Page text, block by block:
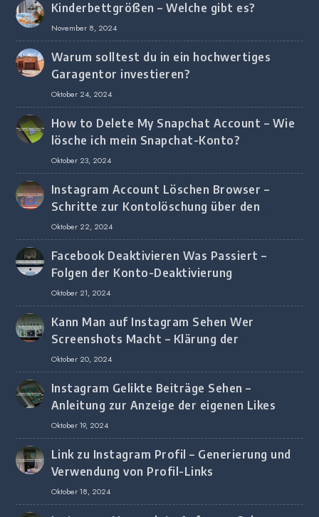
Kinderbettgrößen – Welche gibt es?
November 8, 2024
Warum solltest du in ein hochwertiges
Garagentor investieren?
Oktober 24, 2024
How to Delete My Snapchat Account – Wie
lösche ich mein Snapchat-Konto?
Oktober 23, 2024
Instagram Account Löschen Browser –
Schritte zur Kontolöschung über den
Browser
Oktober 22, 2024
Facebook Deaktivieren Was Passiert –
Folgen der Konto-Deaktivierung
Oktober 21, 2024
Kann Man auf Instagram Sehen Wer
Screenshots Macht – Klärung der
Screenshot-Erkennung
Oktober 20, 2024
Instagram Gelikte Beiträge Sehen –
Anleitung zur Anzeige der eigenen Likes
Oktober 19, 2024
Link zu Instagram Profil – Generierung und
Verwendung von Profil-Links
Oktober 18, 2024